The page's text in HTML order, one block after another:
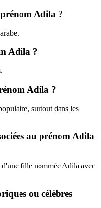
Adila ?
Adila ?
Adila ?
surtout dans les
au prénom Adila
d'une fille nommée Adila avec
ou célèbres